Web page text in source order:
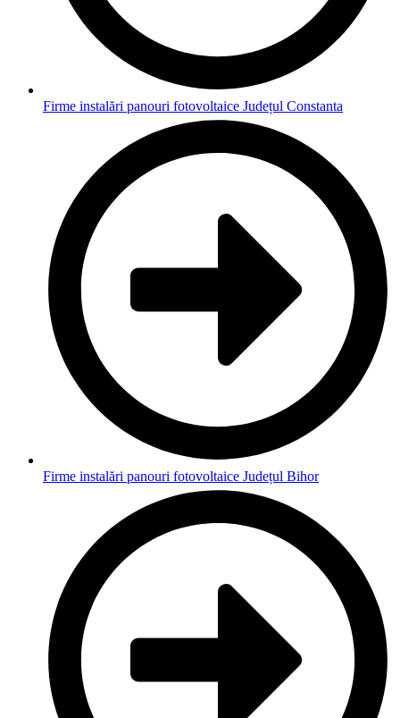
Firme instalări panouri fotovoltaice Județul Constanta
Firme instalări panouri fotovoltaice Județul Bihor